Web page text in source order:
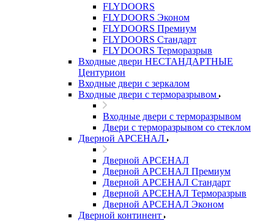
FLYDOORS
FLYDOORS Эконом
FLYDOORS Премиум
FLYDOORS Стандарт
FLYDOORS Терморазрыв
Входные двери НЕСТАНДАРТНЫЕ
Центурион
Входные двери с зеркалом
Входные двери с терморазрывом
Входные двери с терморазрывом
Двери с терморазрывом со стеклом
Дверной АРСЕНАЛ
Дверной АРСЕНАЛ
Дверной АРСЕНАЛ Премиум
Дверной АРСЕНАЛ Стандарт
Дверной АРСЕНАЛ Терморазрыв
Дверной АРСЕНАЛ Эконом
Дверной континент